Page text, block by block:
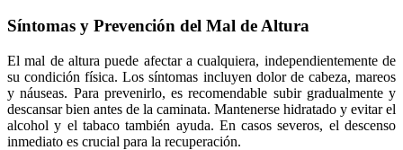
Síntomas y Prevención del Mal de Altura
El mal de altura puede afectar a cualquiera, independientemente de
su condición física. Los síntomas incluyen dolor de cabeza, mareos
y náuseas. Para prevenirlo, es recomendable subir gradualmente y
descansar bien antes de la caminata. Mantenerse hidratado y evitar el
alcohol y el tabaco también ayuda. En casos severos, el descenso
inmediato es crucial para la recuperación.